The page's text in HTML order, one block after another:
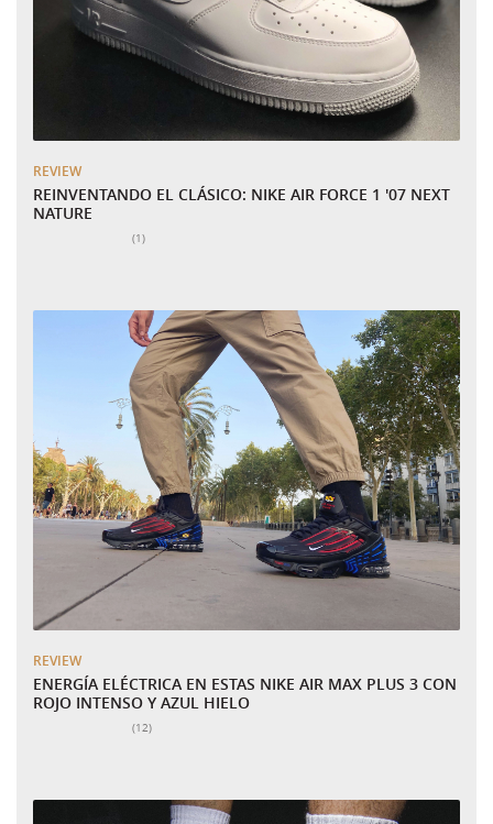
REVIEW
REINVENTANDO EL CLÁSICO: NIKE AIR FORCE 1 '07 NEXT
NATURE
Número total de valoraciones:
(1)
REVIEW
ENERGÍA ELÉCTRICA EN ESTAS NIKE AIR MAX PLUS 3 CON
ROJO INTENSO Y AZUL HIELO
Número total de valoraciones:
(12)